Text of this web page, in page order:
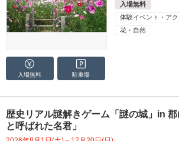
入場無料
体験イベント・ア
花・自然
入場無料 駐車場
歴史リアル謎解きゲーム「謎の城」in
と呼ばれた名君」